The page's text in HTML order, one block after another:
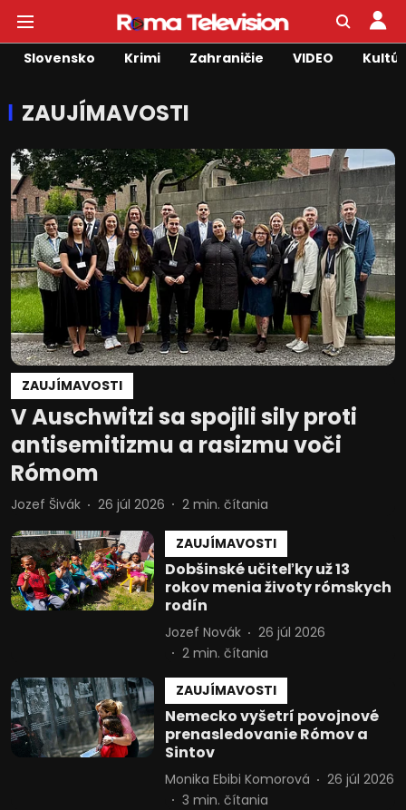
Slovensko Krimi Zahraničie VIDEO
ZAUJÍMAVOSTI
ZAUJÍMAVOSTI
V Auschwitzi sa spojili sily proti
antisemitizmu a rasizmu voči
Rómom
Jozef Šivák 26 júl 2026 2 min. čítania
ZAUJÍMAVOSTI
Dobšinské učiteľky už 13
rokov menia životy rómskych
rodín
Jozef Novák
26 júl 2026
2 min. čítania
ZAUJÍMAVOSTI
Nemecko vyšetrí povojnové
prenasledovanie Rómov a
Sintov
Monika Ebibi Komorová
26 júl 2026
3 min. čítania